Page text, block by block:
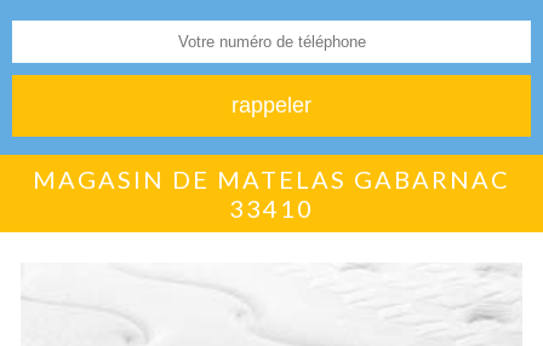
MAGASIN DE MATELAS GABARNAC
33410